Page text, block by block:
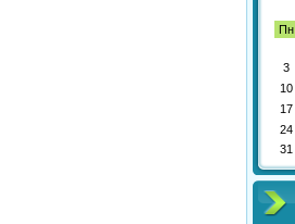
Пн
3
10
17
24
31